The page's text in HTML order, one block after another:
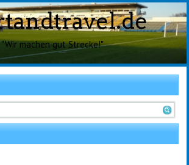
"Wir machen gut Strecke!"